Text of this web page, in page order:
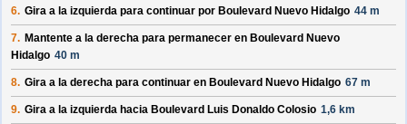
6. Gira a la izquierda para continuar por Boulevard Nuevo Hidalgo 44 m
7. Mantente a la derecha para permanecer en Boulevard Nuevo
Hidalgo 40 m
8. Gira a la derecha para continuar en Boulevard Nuevo Hidalgo 67 m
9. Gira a la izquierda hacia Boulevard Luis Donaldo Colosio 1,6 km